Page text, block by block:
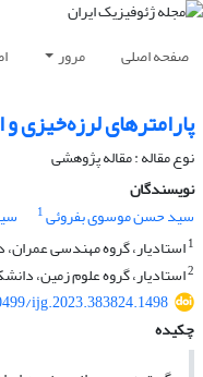
صفحه اصلی مرور
پارامترهای لرزه‌خیزی
نوع مقاله : مقاله پژوهشی‌
نویسندگان
سید حسن موسوی بفروئی1
1استادیار، گروه مهندسی عمران،
2استادیار، گروه علوم زمین،
ijg.2023.383824.1498
چکیده